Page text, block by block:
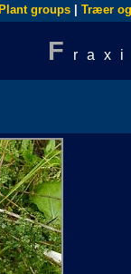
groups Træer
F